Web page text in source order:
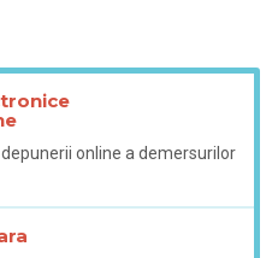
online a demersurilor